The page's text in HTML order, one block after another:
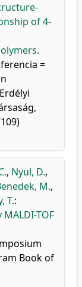
of 4-
=
, Nyul, D.,
M.,
T.:
TOF
Book of